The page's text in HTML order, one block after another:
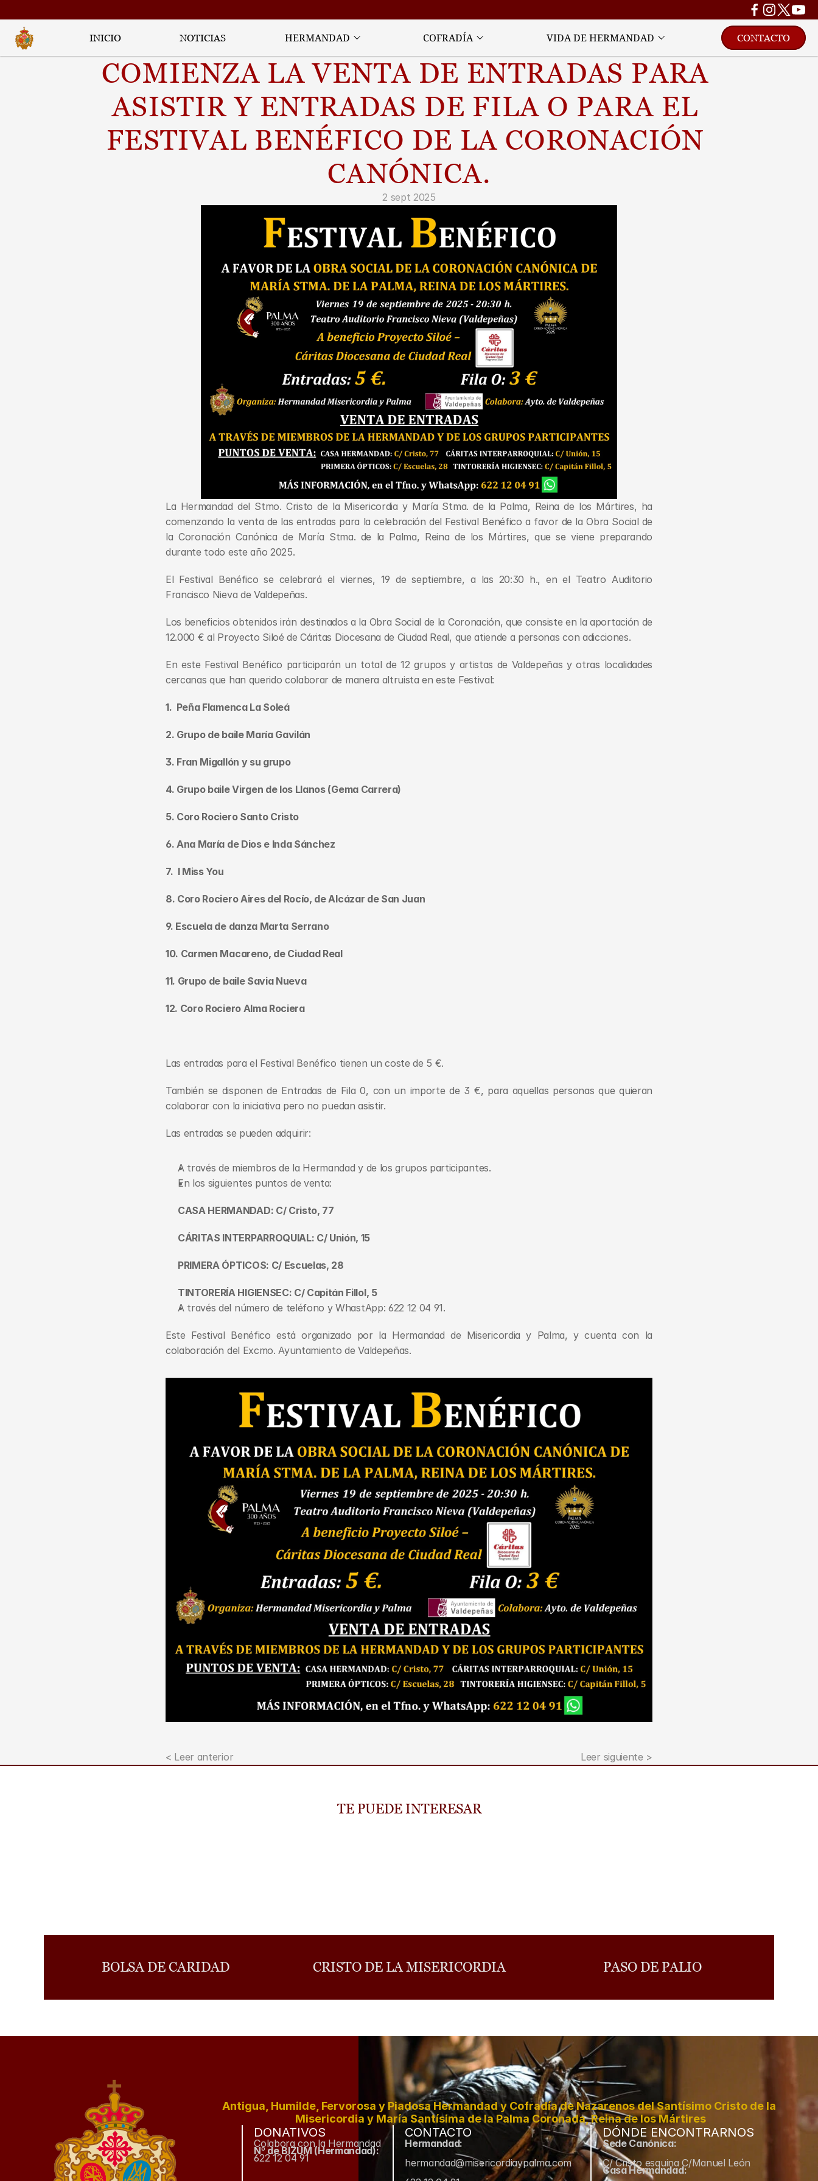
INICIO NOTICIAS HERMANDAD COFRADÍA VIDA DE HERMANDAD CONTACTO
COMIENZA LA VENTA DE ENTRADAS PARA
ASISTIR Y ENTRADAS DE FILA O PARA EL
FESTIVAL BENÉFICO DE LA CORONACIÓN
CANÓNICA.
2 sept 2025
La Hermandad del Stmo. Cristo de la Misericordia y María Stma. de la Palma, Reina de los Mártires, ha
comenzando la venta de las entradas para la celebración del Festival Benéfico a favor de la Obra Social de
la Coronación Canónica de María Stma. de la Palma, Reina de los Mártires, que se viene preparando
durante todo este año 2025.
El Festival Benéfico se celebrará el viernes, 19 de septiembre, a las 20:30 h., en el Teatro Auditorio
Francisco Nieva de Valdepeñas.
Los beneficios obtenidos irán destinados a la Obra Social de la Coronación, que consiste en la aportación de
12.000 € al Proyecto Siloé de Cáritas Diocesana de Ciudad Real, que atiende a personas con adicciones.
En este Festival Benéfico participarán un total de 12 grupos y artistas de Valdepeñas y otras localidades
cercanas que han querido colaborar de manera altruista en este Festival:
1.  Peña Flamenca La Soleá
2. Grupo de baile María Gavilán
3. Fran Migallón y su grupo
4. Grupo baile Virgen de los Llanos (Gema Carrera)
5. Coro Rociero Santo Cristo
6. Ana María de Dios e Inda Sánchez
7.  I Miss You
8. Coro Rociero Aires del Rocío, de Alcázar de San Juan
9. Escuela de danza Marta Serrano
10. Carmen Macareno, de Ciudad Real
11. Grupo de baile Savia Nueva
12. Coro Rociero Alma Rociera
Las entradas para el Festival Benéfico tienen un coste de 5 €.
También se disponen de Entradas de Fila 0, con un importe de 3 €, para aquellas personas que quieran
colaborar con la iniciativa pero no puedan asistir.
Las entradas se pueden adquirir:
A través de miembros de la Hermandad y de los grupos participantes.
En los siguientes puntos de venta:
CASA HERMANDAD: C/ Cristo, 77
CÁRITAS INTERPARROQUIAL: C/ Unión, 15
PRIMERA ÓPTICOS: C/ Escuelas, 28
TINTORERÍA HIGIENSEC: C/ Capitán Fillol, 5
A través del número de teléfono y WhastApp: 622 12 04 91.
Este Festival Benéfico está organizado por la Hermandad de Misericordia y Palma, y cuenta con la
colaboración del Excmo. Ayuntamiento de Valdepeñas.
< Leer anterior Leer siguiente >
TE PUEDE INTERESAR
BOLSA DE CARIDAD CRISTO DE LA MISERICORDIA PASO DE PALIO
Antigua, Humilde, Fervorosa y Piadosa Hermandad y Cofradía de Nazarenos del Santísimo Cristo de la
Misericordia y María Santísima de la Palma Coronada, Reina de los Mártires
DONATIVOS
Colabora con la Hermandad
Nº de BIZUM (Hermandad):
622 12 04 91
CONTACTO
Hermandad:
hermandad@misericordiaypalma.com
DÓNDE ENCONTRARNOS
Sede Canónica:
C/ Cristo esquina C/Manuel León
Casa Hermandad: